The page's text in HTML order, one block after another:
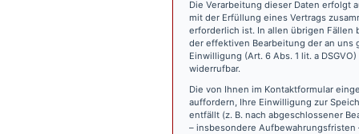
Die Verarbeitung dieser Daten erfolgt
mit der Erfüllung eines Vertrags
erforderlich ist. In allen übrigen Fällen
der effektiven Bearbeitung der an uns
Einwilligung (Art. 6 Abs. 1 lit. a
widerrufbar.
Die von Ihnen im Kontaktformular
auffordern, Ihre Einwilligung zur
entfällt (z. B. nach abgeschlossener
– insbesondere